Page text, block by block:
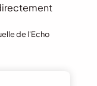
de l'Echo